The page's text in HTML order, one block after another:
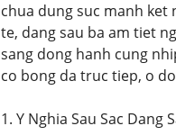
chua dung suc manh ket
te, dang sau ba am tiet
sang dong hanh cung
co bong da truc tiep, o
1. Y Nghia Sau Sac Dang